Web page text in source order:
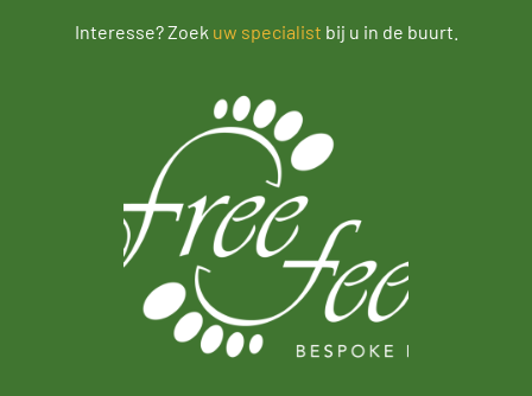
Interesse? Zoek uw specialist bij u in de buurt.